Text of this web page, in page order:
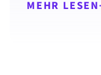
MEHR LESEN